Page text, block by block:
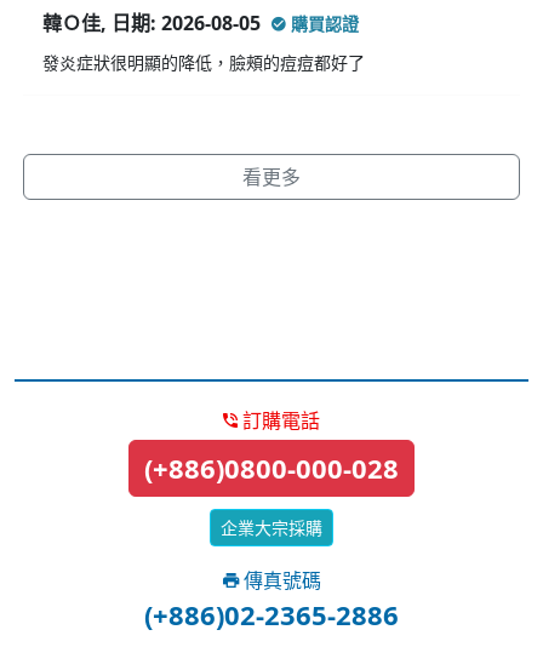
韓Ｏ佳, 日期: 2026-08-05
購買認證
發炎症狀很明顯的降低，臉頰的痘痘都好了
看更多
訂購電話
(+886)0800-000-028
企業大宗採購
傳真號碼
(+886)02-2365-2886